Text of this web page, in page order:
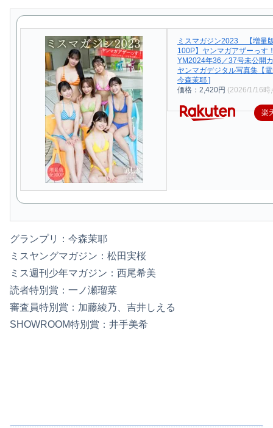
ミスマガジン2023 【増量
100P】ヤンマガアザーっす
YM2024年36／37号未公
ヤンマガデジタル写真集【
今森茉耶 ]
価格：2,420円 (2026/1/16時
楽
グランプリ：今森茉耶
ミスヤングマガジン：松田実桜
ミス週刊少年マガジン：西尾希美
読者特別賞：一ノ瀬瑠菜
審査員特別賞：加藤綾乃、吉井しえる
SHOWROOM特別賞：井手美希